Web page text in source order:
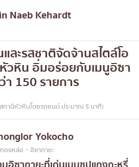
Naeb Kehardt
ละรสชาติจัดจ้านสไตล์โอ
วหิน อิ่มอร่อยกับเมนูอิซา
150 รายการ
ถานีหัวหินโดยรถยนต์ ประมาณ 5 นาที)
Yokocho
ทองหล่อ・อิซากายะ